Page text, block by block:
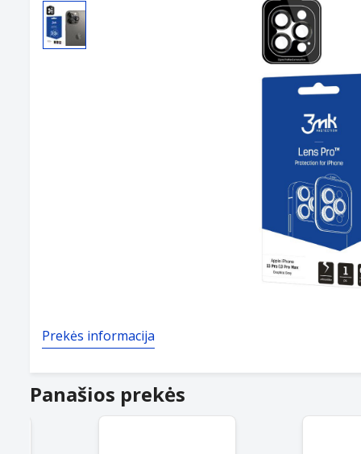
Prekės informacija
Panašios prekės